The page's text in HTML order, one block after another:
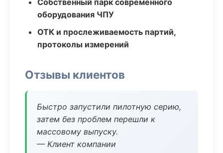
Собственный парк современного
оборудования ЧПУ
ОТК и прослеживаемость партий,
протоколы измерений
Отзывы клиентов
Быстро запустили пилотную серию,
затем без проблем перешли к
массовому выпуску.
— Клиент компании